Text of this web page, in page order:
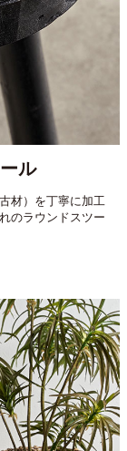
ル
材）を丁寧に加工
のラウンドスツー